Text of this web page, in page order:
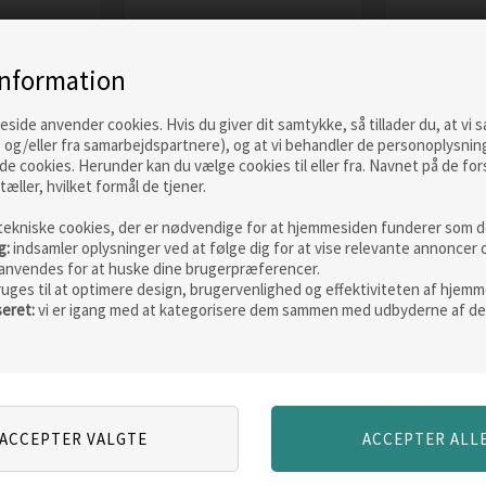
anvender cookies. Hvis du giver dit samtykke, så tillader du, at vi
og/eller fra samarbejdspartnere), og at vi behandler de
cookies. Herunder kan du vælge cookies til eller fra. Navnet på de
hvilket formål de tjener.
cookies, der er nødvendige for at hjemmesiden funderer som
indsamler oplysninger ved at følge dig for at vise relevante annoncer
for at huske dine brugerpræferencer.
til at optimere design, brugervenlighed og effektiviteten af
vi er igang med at kategorisere dem sammen med udbyderne af
Medium Game 8'3''
fod 7-23 g, 2-delt
Vejl. pris689,00
684,00
LÆS MERE
Power
fod 70-
pris pris